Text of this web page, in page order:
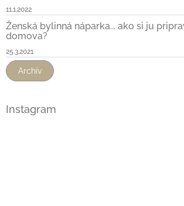
11.1.2022
Ženská bylinná náparka... ako si ju
domova?
25.3.2021
Archív
Instagram